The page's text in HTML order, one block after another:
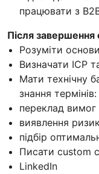
працювати з
Після
Розуміти
Визначати ICP
Мати технічну
знання термінів:
переклад вимог
виявлення
підбір
Писати custom
LinkedIn